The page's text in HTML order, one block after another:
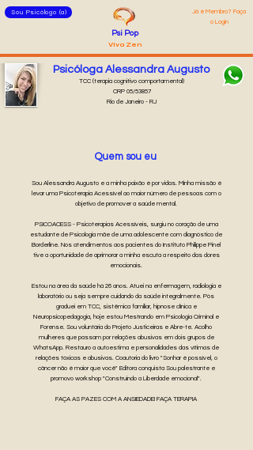
Sou Psicólogo (a)
Já é Membro? Faça
o Login
Psi Pop
Viva Zen
Psicóloga Alessandra Augusto
TCC (terapia cognitivo comportamental)
CRP 05/53857
Rio de Janeiro - RJ
Quem sou eu
Sou Alessandra Augusto e a minha paixão é por vidas. Minha missão é
levar uma Psicoterapia Acessível ao maior número de pessoas com o
objetivo de promover a saúde mental.
PSICOACESS - Psicoterapias Acessíveis, surgiu no coração de uma
estudante de Psicologia mãe de uma adolescente com diagnóstico de
Borderline. Nos atendimentos aos pacientes do Instituto Philippe Pinel
tive a oportunidade de aprimorar a minha escuta a respeito das dores
emocionais.
Estou na área da saúde há 26 anos. Atuei na enfermagem, radiologia e
laboratório ou seja sempre cuidando da saúde integralmente. Pós
graduei em TCC, sistêmica familiar, hipnose clínica e
Neuropsicopedagogia, hoje estou Mestrando em Psicologia Criminal e
Forense. Sou voluntária do Projeto Justiceiras e Abre-te. Acolho
mulheres que passam por relações abusivas em dois grupos de
WhatsApp. Restauro a autoestima e personalidades das vítimas de
relações tóxicas e abusivas. Coautoria do livro "Sonhar é possível, o
câncer não é maior que você" Editora conquista Sou palestrante e
promovo workshop "Construindo a Liberdade emocional".
FAÇA AS PAZES COM A ANSIEDADE! FAÇA TERAPIA